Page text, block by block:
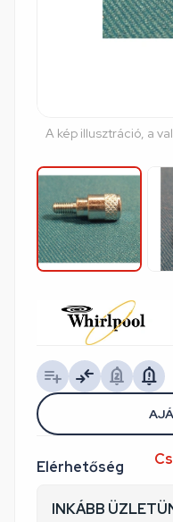
A kép illusztráció, a
Elérhetőség
INKÁBB